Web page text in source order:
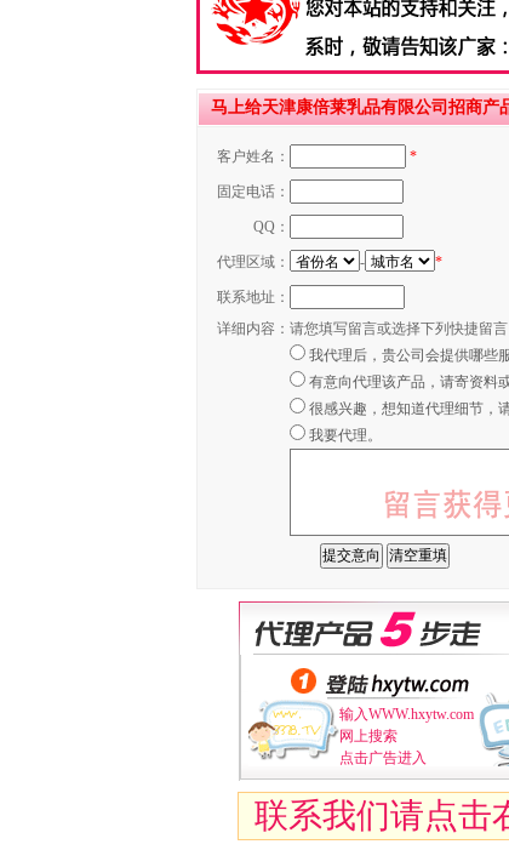
马上给天津康倍莱乳品有限公司招商产
客户姓名： *
固定电话：
QQ：
代理区域： - *
联系地址：
详细内容： 请您填写留言或选择下列快捷留言
我代理后，贵公司会提供哪些
有意向代理该产品，请寄资料
很感兴趣，想知道代理细节，
我要代理。
输入WWW.hxytw.com
网上搜索
点击广告进入
联系我们请点击